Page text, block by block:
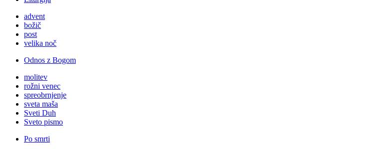
advent
božič
post
velika noč
Odnos z Bogom
molitev
rožni venec
spreobrnjenje
sveta maša
Sveti Duh
Sveto pismo
Po smrti